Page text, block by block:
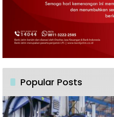
Popular Posts